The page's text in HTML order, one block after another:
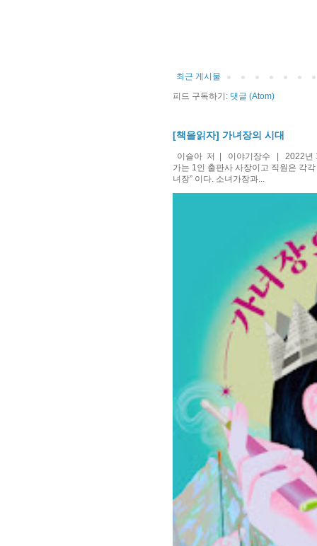
최근 게시물
피드 구독하기: 댓글 (Atom)
[책을읽자] 가녀장의 시대
이슬아 저 | 이야기장수 | 2022년
가는 1인 출판사 사장이고 직원은 각
녀장” 이다. 소녀가장과...